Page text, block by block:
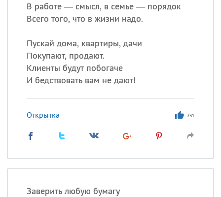
В работе — смысл, в семье — порядок
Всего того, что в жизни надо.
Пускай дома, квартиры, дачи
Покупают, продают.
Клиенты будут побогаче
И бедствовать вам не дают!
Открытка 231
Заверить любую бумагу